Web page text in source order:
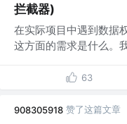
拦截器)
在实际项目中遇到数据
这方面的需求是什么。
63
908305918 赞了这篇文章